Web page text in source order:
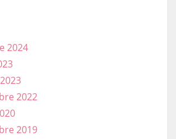
2024
2022
2019